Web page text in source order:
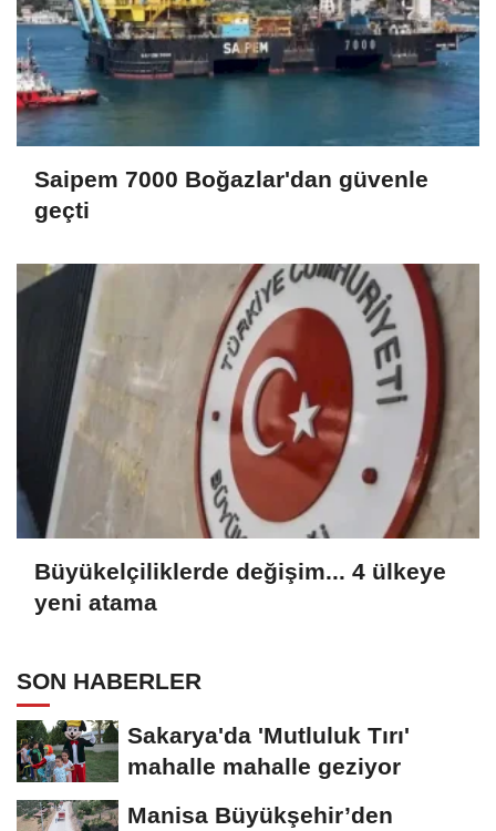
Saipem 7000 Boğazlar'dan güvenle
geçti
Büyükelçiliklerde değişim... 4 ülkeye
yeni atama
SON HABERLER
Sakarya'da 'Mutluluk Tırı'
mahalle mahalle geziyor
Manisa Büyükşehir’den